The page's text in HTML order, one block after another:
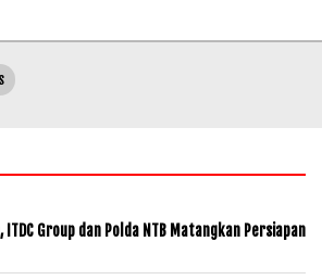
ITDC Group dan Polda NTB Matangkan Persiapan